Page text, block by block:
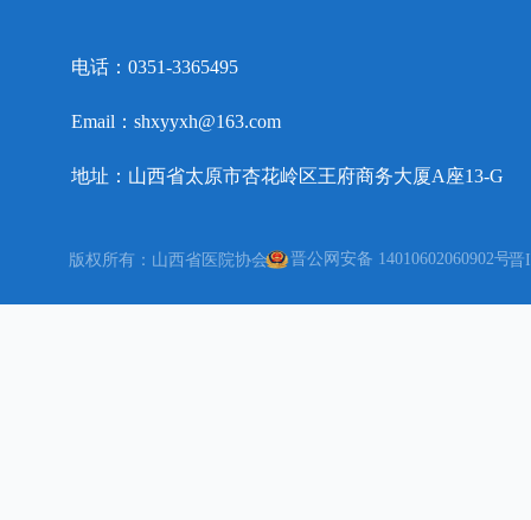
电话：0351-3365495
Email：shxyyxh@163.com
地址：山西省太原市杏花岭区王府商务大厦A座13-G
版权所有：山西省医院协会 晋公网安备 14010602060902号晋